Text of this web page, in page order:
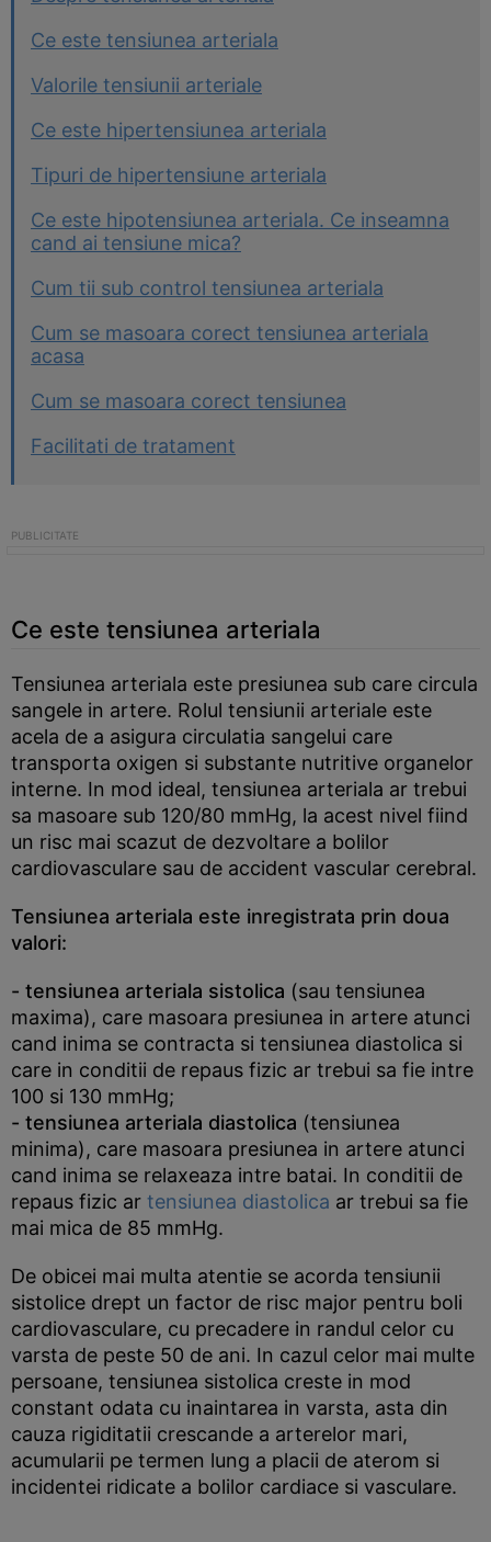
Ce este tensiunea arteriala
Valorile tensiunii arteriale
Ce este hipertensiunea arteriala
Tipuri de hipertensiune arteriala
Ce este hipotensiunea arteriala. Ce inseamna
cand ai tensiune mica?
Cum tii sub control tensiunea arteriala
Cum se masoara corect tensiunea arteriala
acasa
Cum se masoara corect tensiunea
Facilitati de tratament
Ce este tensiunea arteriala
Tensiunea arteriala este presiunea sub care circula
sangele in artere. Rolul tensiunii arteriale este
acela de a asigura circulatia sangelui care
transporta oxigen si substante nutritive organelor
interne. In mod ideal, tensiunea arteriala ar trebui
sa masoare sub 120/80 mmHg, la acest nivel fiind
un risc mai scazut de dezvoltare a bolilor
cardiovasculare sau de accident vascular cerebral.
Tensiunea arteriala este inregistrata prin doua
valori:
- tensiunea arteriala sistolica (sau tensiunea
maxima), care masoara presiunea in artere atunci
cand inima se contracta si tensiunea diastolica si
care in conditii de repaus fizic ar trebui sa fie intre
100 si 130 mmHg;
- tensiunea arteriala diastolica (tensiunea
minima), care masoara presiunea in artere atunci
cand inima se relaxeaza intre batai. In conditii de
repaus fizic ar tensiunea diastolica ar trebui sa fie
mai mica de 85 mmHg.
De obicei mai multa atentie se acorda tensiunii
sistolice drept un factor de risc major pentru boli
cardiovasculare, cu precadere in randul celor cu
varsta de peste 50 de ani. In cazul celor mai multe
persoane, tensiunea sistolica creste in mod
constant odata cu inaintarea in varsta, asta din
cauza rigiditatii crescande a arterelor mari,
acumularii pe termen lung a placii de aterom si
incidentei ridicate a bolilor cardiace si vasculare.